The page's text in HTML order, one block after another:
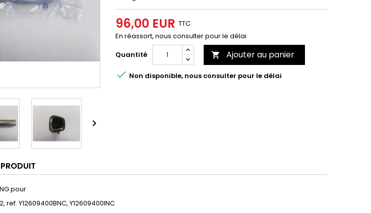

96,00 EUR TTC
En réassort, nous consulter pour le délai
Quantité
 Ajouter au panier
 Non disponible, nous consulter pour le délai
pour
Y12609400BNC, Y12609400INC